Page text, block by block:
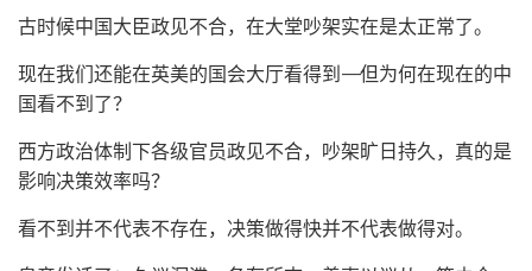
古时候中国大臣政见不合，在大堂吵架实在是太正常了。
现在我们还能在英美的国会大厅看得到——但为何在现在的中
国看不到了？
西方政治体制下各级官员政见不合，吵架旷日持久，真的是
影响决策效率吗？
看不到并不代表不存在，决策做得快并不代表做得对。